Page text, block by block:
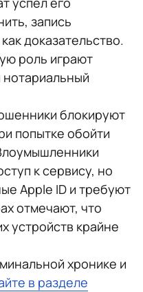
запись
доказательство.
роль играют
блокируют
попытке обойти
к сервису, но
Apple ID и требуют
отмечают, что
устройств крайне
хронике и
в разделе